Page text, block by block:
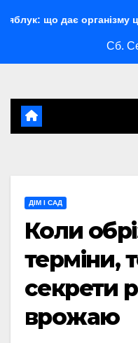
організму цей десерт
Сб.
ДІМ І САД
Коли
терміни,
секрети
врожаю